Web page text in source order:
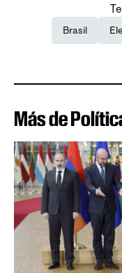
Brasil
Más de